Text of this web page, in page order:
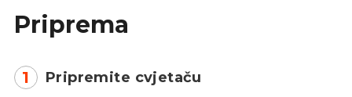
Priprema
1 Pripremite cvjetaču